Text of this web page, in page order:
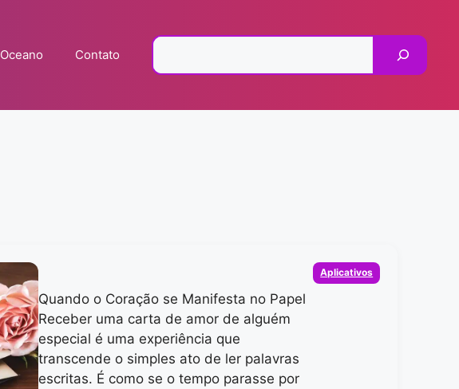
Oceano Contato
Quando o Coração se Manifesta no Papel
Receber uma carta de amor de alguém
especial é uma experiência que
transcende o simples ato de ler palavras
escritas. É como se o tempo parasse por
Categorias
Aplicativos